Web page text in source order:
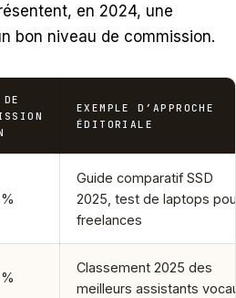
en 2024, une
bon niveau de commission.
EXEMPLE D’APPROCHE
ÉDITORIALE
Guide comparatif SSD
2025, test de laptops
freelances
Classement 2025 des
meilleurs assistants